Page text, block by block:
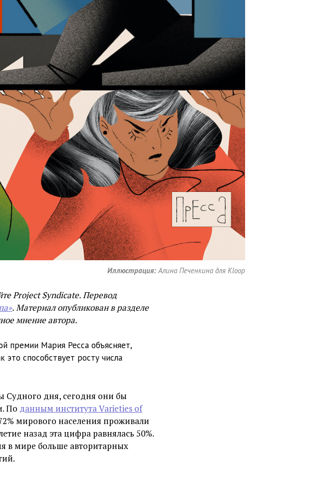
Иллюстрация:Алина Печенкина для Kloop
Project Syndicate. Перевод
. Материал опубликован в разделе
мнение автора.
премии Мария Ресса объясняет,
это способствует росту числа
Судного дня, сегодня они бы
По данным института Varieties of
мирового населения проживали
назад эта цифра равнялась 50%.
в мире больше авторитарных